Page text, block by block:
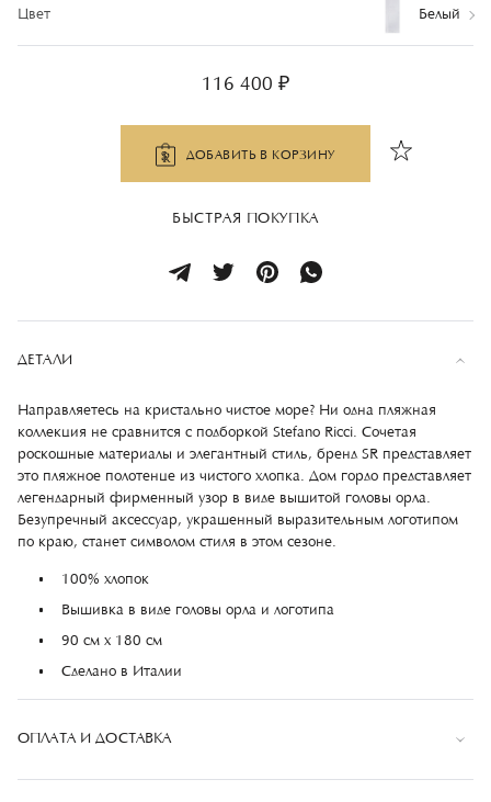
Цвет Белый
116 400 ₽
ДОБАВИТЬ В КОРЗИНУ
БЫСТРАЯ ПОКУПКА
ДЕТАЛИ
Направляетесь на кристально чистое море? Ни одна пляжная
коллекция не сравнится с подборкой Stefano Ricci. Сочетая
роскошные материалы и элегантный стиль, бренд SR представляет
это пляжное полотенце из чистого хлопка. Дом гордо представляет
легендарный фирменный узор в виде вышитой головы орла.
Безупречный аксессуар, украшенный выразительным логотипом
по краю, станет символом стиля в этом сезоне.
100% хлопок
Вышивка в виде головы орла и логотипа
90 см x 180 см
Сделано в Италии
ОПЛАТА И ДОСТАВКА